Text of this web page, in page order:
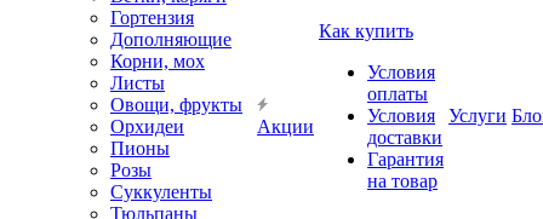
Гортензия
Дополняющие
Корни, мох
Листы
Овощи, фрукты
Орхидеи
Пионы
Розы
Суккуленты
Тюльпаны
Акции
Как купить
Условия
оплаты
Условия
доставки
Гарантия
на товар
Услуги